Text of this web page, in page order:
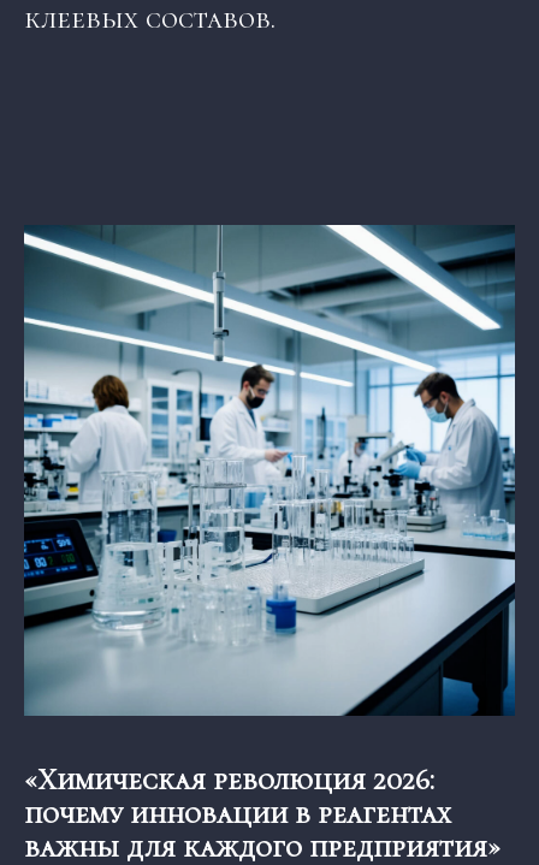
клеевых составов.
«Химическая революция 2026:
почему инновации в реагентах
важны для каждого предприятия»